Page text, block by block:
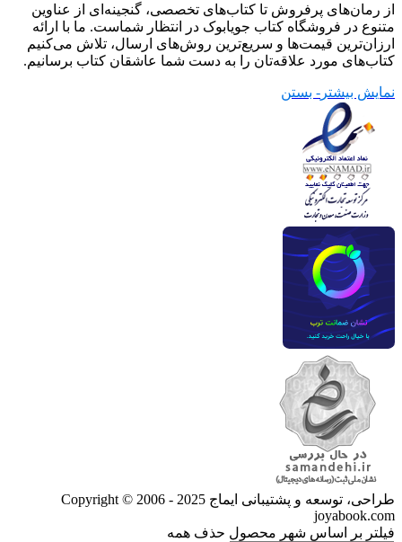
از رمان‌های پرفروش تا کتاب‌های تخصصی، گنجینه‌ای از عناوین
متنوع در فروشگاه کتاب جویابوک در انتظار شماست. ما با ارائه
ارزان‌ترین قیمت‌ها و سریع‌ترین روش‌های ارسال، تلاش می‌کنیم
کتاب‌های مورد علاقه‌تان را به دست شما عاشقان کتاب برسانیم.
نمایش بیشتر - بستن
طراحی، توسعه و پشتیبانی ایماج Copyright © 2006 - 2025
joyabook.com
فیلتر بر اساس شهر محصول حذف همه